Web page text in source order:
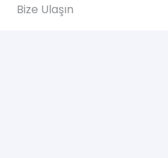
Bize Ulaşın